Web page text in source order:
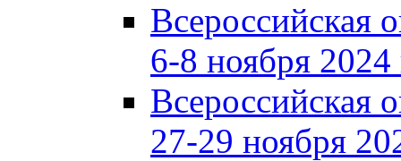
Всероссийская
6-8 ноября 2024
Всероссийская
27-29 ноября